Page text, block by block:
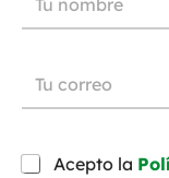
Acepto la